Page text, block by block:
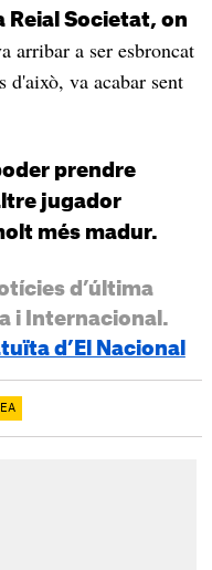
Reial Societat, on
arribar a ser esbroncat
d'això, va acabar sent
prendre
jugador
més madur.
d’última
i Internacional.
d’El Nacional